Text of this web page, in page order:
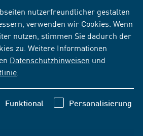
nutzerfreundlicher gestalten
verwenden wir Cookies. Wenn
nutzen, stimmen Sie dadurch der
zu. Weitere Informationen
Datenschutzhinweisen und
Funktional Personalisierung